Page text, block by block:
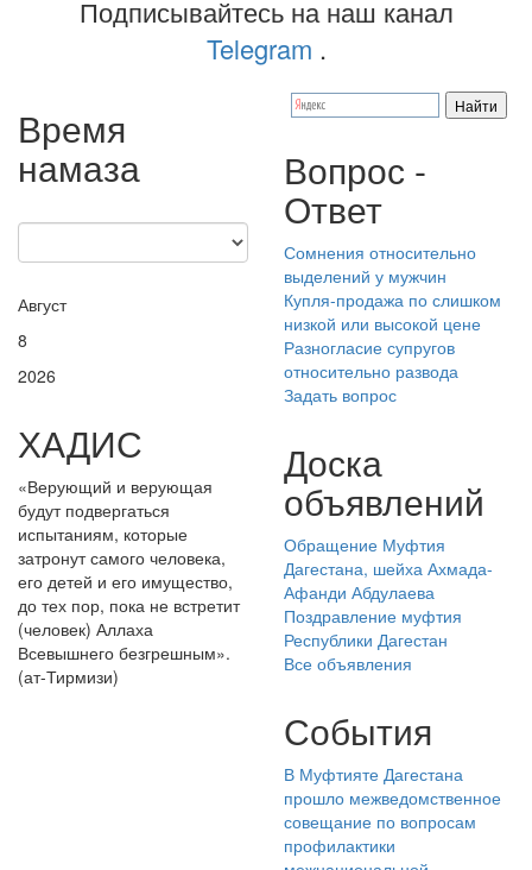
Подписывайтесь на наш канал
Telegram .
Время
намаза
Август
8
2026
ХАДИС
«Верующий и верующая
будут подвергаться
испытаниям, которые
затронут самого человека,
его детей и его имущество,
до тех пор, пока не встретит
(человек) Аллаха
Всевышнего безгрешным».
(ат-Тирмизи)
Вопрос -
Ответ
Сомнения относительно
выделений у мужчин
Купля-продажа по слишком
низкой или высокой цене
Разногласие супругов
относительно развода
Задать вопрос
Доска
объявлений
Обращение Муфтия
Дагестана, шейха Ахмада-
Афанди Абдулаева
Поздравление муфтия
Республики Дагестан
Все объявления
События
В Муфтияте Дагестана
прошло межведомственное
совещание по вопросам
профилактики